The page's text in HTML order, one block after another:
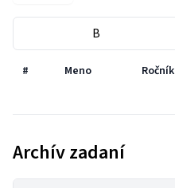
B
# Meno Ročník
Archív zadaní